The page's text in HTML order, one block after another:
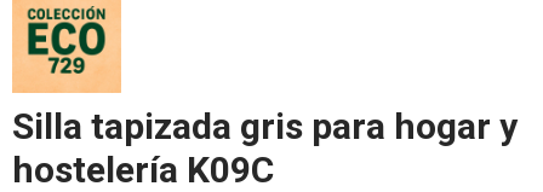
Silla tapizada gris para hogar y
hostelería K09C